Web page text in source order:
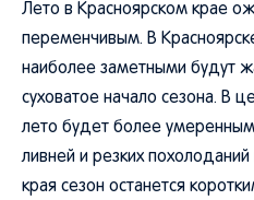
Лето в Красноярском крае
переменчивым. В
наиболее заметными будут
суховатое начало сезона. В
лето будет более
ливней и резких
края сезон останется